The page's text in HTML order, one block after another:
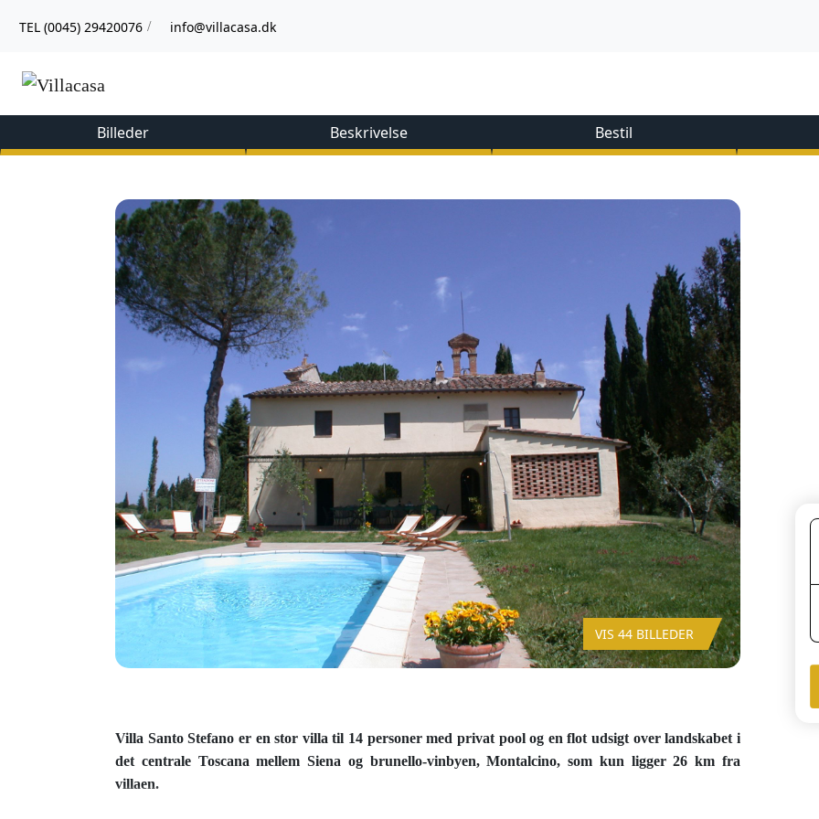
TEL (0045) 29420076 / info@villacasa.dk
Billeder Beskrivelse Bestil
VIS 44 BILLEDER
Villa Santo Stefano er en stor villa til 14 personer med privat pool og en flot udsigt over landskabet i
det centrale Toscana mellem Siena og brunello-vinbyen, Montalcino, som kun ligger 26 km fra
villaen.